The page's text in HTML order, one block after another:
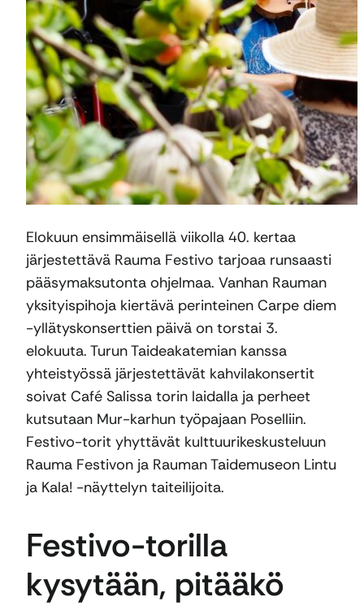
Elokuun ensimmäisellä viikolla 40. kertaa
järjestettävä Rauma Festivo tarjoaa runsaasti
pääsymaksutonta ohjelmaa. Vanhan Rauman
yksityispihoja kiertävä perinteinen Carpe diem
-yllätyskonserttien päivä on torstai 3.
elokuuta. Turun Taideakatemian kanssa
yhteistyössä järjestettävät kahvilakonsertit
soivat Café Salissa torin laidalla ja perheet
kutsutaan Mur-karhun työpajaan Poselliin.
Festivo-torit yhyttävät kulttuurikeskusteluun
Rauma Festivon ja Rauman Taidemuseon Lintu
ja Kala! -näyttelyn taiteilijoita.
Festivo-torilla
kysytään, pitääkö